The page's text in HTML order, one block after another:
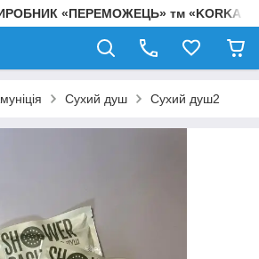
«ПЕРЕМОЖЕЦЬ» тм «KORKA»
Сухий душ Сухий душ2